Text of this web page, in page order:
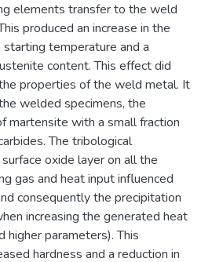
elements transfer to the weld
produced an increase in the
temperature and a
content. This effect did
properties of the weld metal. It
welded specimens, the
martensite with a small fraction
The tribological
oxide layer on all the
gas and heat input influenced
consequently the precipitation
increasing the generated heat
higher parameters). This
hardness and a reduction in